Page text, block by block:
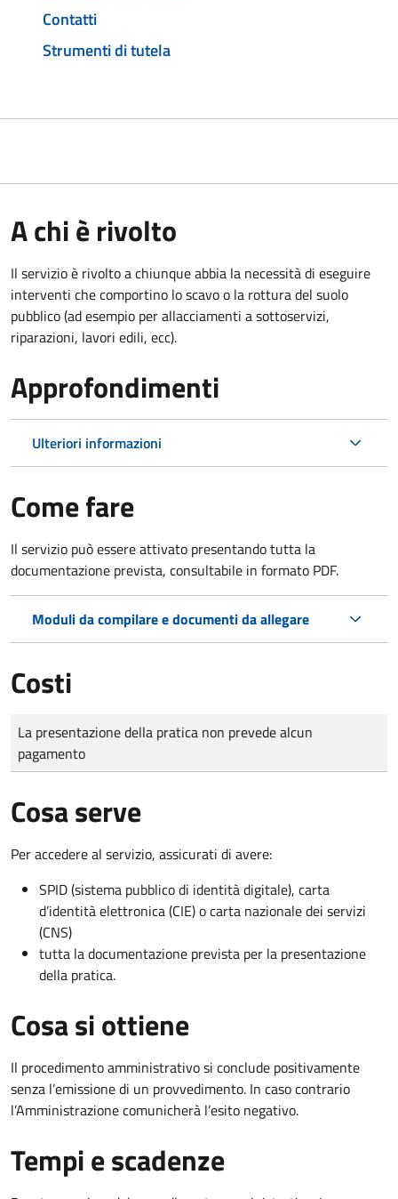
Contatti
Strumenti di tutela
A chi è rivolto
Il servizio è rivolto a chiunque abbia la necessità di eseguire
interventi che comportino lo scavo o la rottura del suolo
pubblico (ad esempio per allacciamenti a sottoservizi,
riparazioni, lavori edili, ecc).
Approfondimenti
Ulteriori informazioni
Come fare
Il servizio può essere attivato presentando tutta la
documentazione prevista, consultabile in formato PDF.
Moduli da compilare e documenti da allegare
Costi
Tipo di pagamento
Importo
La presentazione della pratica non prevede alcun
pagamento
Cosa serve
Per accedere al servizio, assicurati di avere:
SPID (sistema pubblico di identità digitale), carta
d’identità elettronica (CIE) o carta nazionale dei servizi
(CNS)
tutta la documentazione prevista per la presentazione
della pratica.
Cosa si ottiene
Il procedimento amministrativo si conclude positivamente
senza l’emissione di un provvedimento. In caso contrario
l’Amministrazione comunicherà l’esito negativo.
Tempi e scadenze